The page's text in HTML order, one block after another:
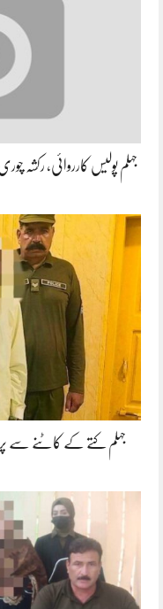
جہلم پولیس کارروائی، رکشہ
جہلم کتے کے کاٹنے سے